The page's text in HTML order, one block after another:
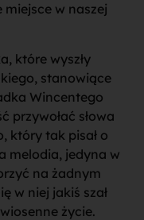
w naszej
które wyszły
stanowiące
Wincentego
przywołać słowa
który tak pisał o
melodia, jedyna w
na żadnym
w niej jakiś szał
życie.